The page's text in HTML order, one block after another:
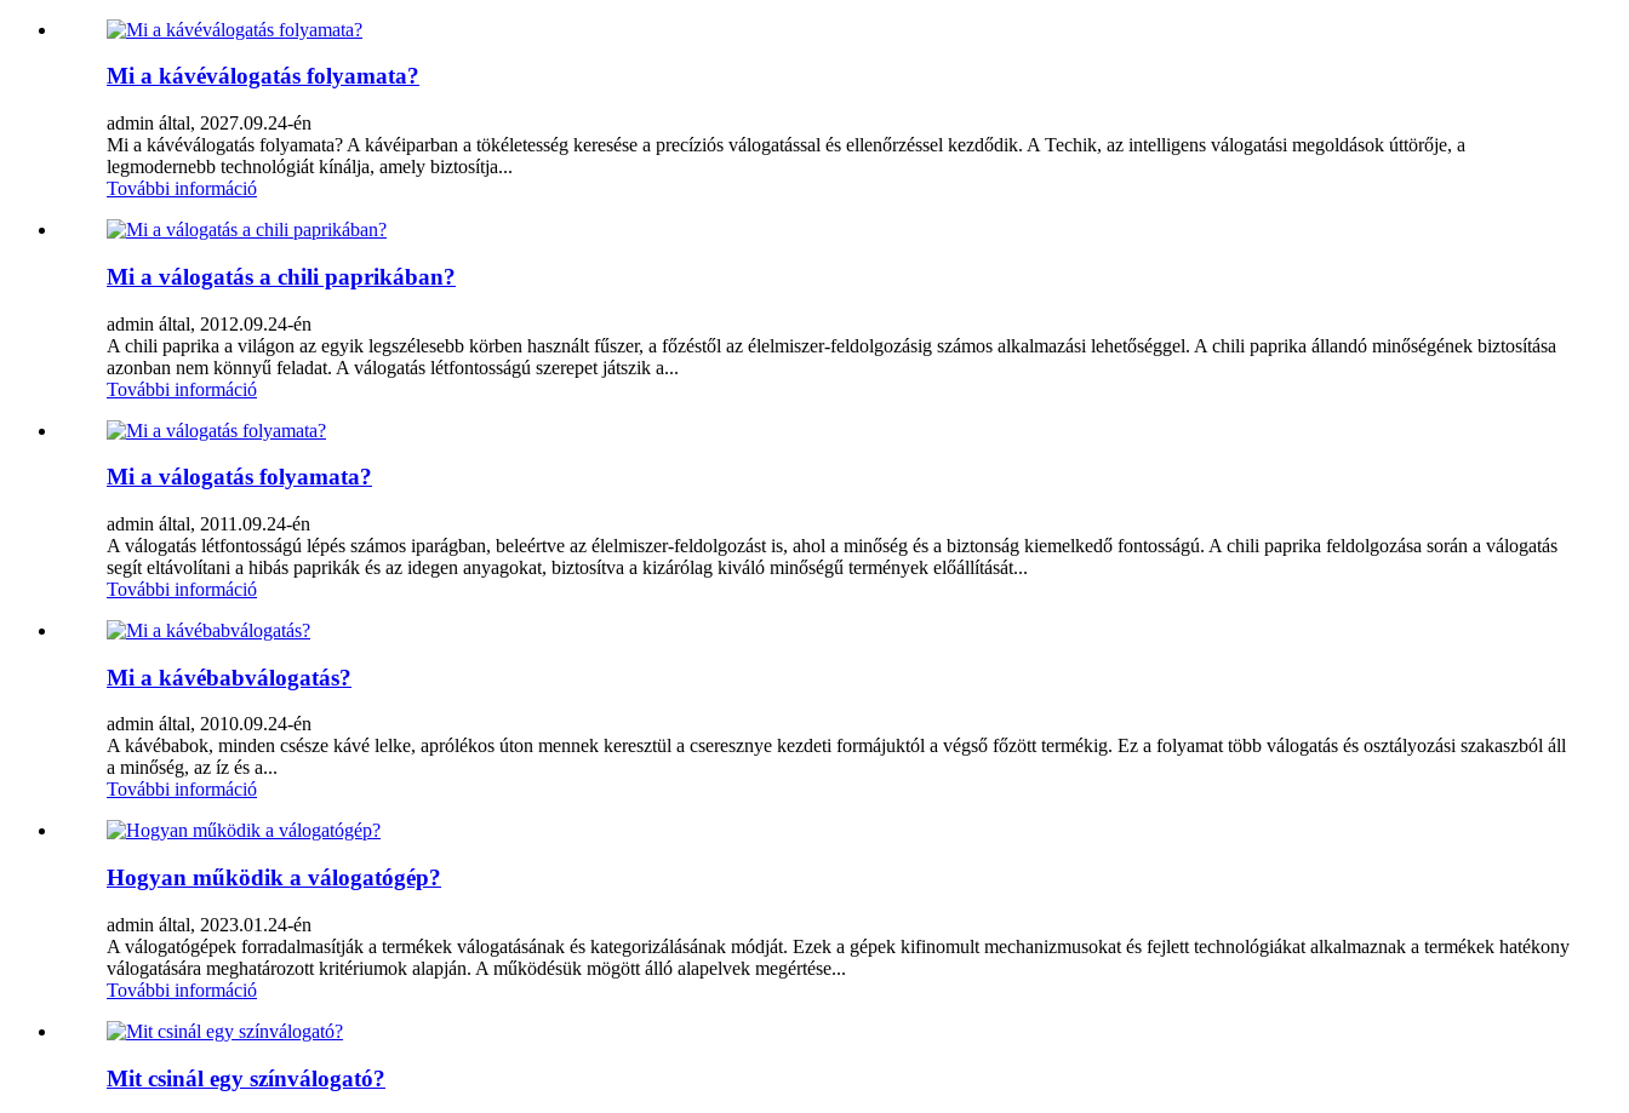
Mi a kávéválogatás folyamata?
admin által, 2027.09.24-én
Mi a kávéválogatás folyamata? A kávéiparban a tökéletesség keresése a precíziós válogatással és ellenőrzéssel kezdődik. A Techik, az intelligens válogatási megoldások úttörője, a
legmodernebb technológiát kínálja, amely biztosítja...
További információ
Mi a válogatás a chili paprikában?
admin által, 2012.09.24-én
A chili paprika a világon az egyik legszélesebb körben használt fűszer, a főzéstől az élelmiszer-feldolgozásig számos alkalmazási lehetőséggel. A chili paprika állandó minőségének biztosítása
azonban nem könnyű feladat. A válogatás létfontosságú szerepet játszik a...
További információ
Mi a válogatás folyamata?
admin által, 2011.09.24-én
A válogatás létfontosságú lépés számos iparágban, beleértve az élelmiszer-feldolgozást is, ahol a minőség és a biztonság kiemelkedő fontosságú. A chili paprika feldolgozása során a válogatás
segít eltávolítani a hibás paprikák és az idegen anyagokat, biztosítva a kizárólag kiváló minőségű termények előállítását...
További információ
Mi a kávébabválogatás?
admin által, 2010.09.24-én
A kávébabok, minden csésze kávé lelke, aprólékos úton mennek keresztül a cseresznye kezdeti formájuktól a végső főzött termékig. Ez a folyamat több válogatás és osztályozási szakaszból áll
a minőség, az íz és a...
További információ
Hogyan működik a válogatógép?
admin által, 2023.01.24-én
A válogatógépek forradalmasítják a termékek válogatásának és kategorizálásának módját. Ezek a gépek kifinomult mechanizmusokat és fejlett technológiákat alkalmaznak a termékek hatékony
válogatására meghatározott kritériumok alapján. A működésük mögött álló alapelvek megértése...
További információ
Mit csinál egy színválogató?